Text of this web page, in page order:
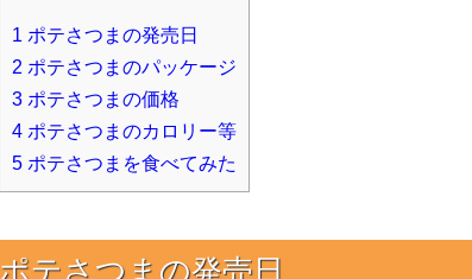
1 ポテさつまの発売日
2 ポテさつまのパッケージ
3 ポテさつまの価格
4 ポテさつまのカロリー等
5 ポテさつまを食べてみた
ポテさつまの発売日